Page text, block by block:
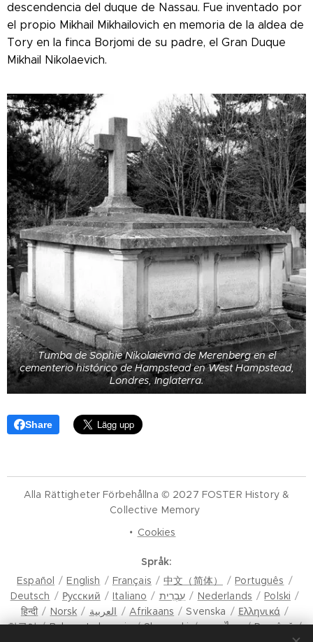
descendencia del duque de Nassau. Fue inventado por
el propio Mikhail Mikhailovich en memoria de la aldea de
Tory en la finca Borjomi de su padre, el Gran Duque
Mikhail Nikolaevich.
Tumba de Sophie Nikolaievna de Merenberg en el
cementerio histórico de Hampstead en West Hampstead,
Londres, Inglaterra.
Share
Alla Rättigheter Förbehållna © 2027 FOSTER History &
Collective Memory
Cookies
Språk
Español
English Français 中文（简体）
Português
Deutsch
Русский Italiano עִבְרִית Nederlands
Polski
हिन्दी
Norsk العربية Afrikaans Svenska
Ελληνικά
한국어
Bahasa Indonesia Slovenski ภาษาไทย
Română